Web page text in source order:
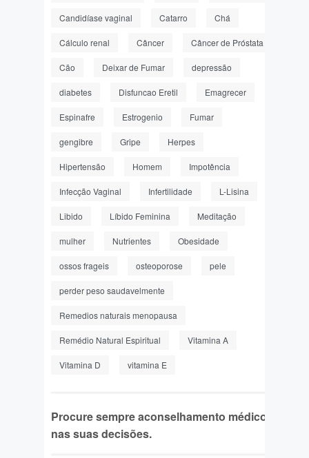
Candidíase vaginal Catarro Chá
Cálculo renal Câncer Câncer de Próstata
Cão Deixar de Fumar depressão
diabetes Disfuncao Eretil Emagrecer
Espinafre Estrogenio Fumar
gengibre Gripe Herpes
Hipertensão Homem Impotência
Infecção Vaginal Infertilidade L-Lisina
Libido Líbido Feminina Meditação
mulher Nutrientes Obesidade
ossos frageis osteoporose pele
perder peso saudavelmente
Remedios naturais menopausa
Remédio Natural Espiritual Vitamina A
Vitamina D vitamina E
Procure sempre aconselhamento médico
nas suas decisões.